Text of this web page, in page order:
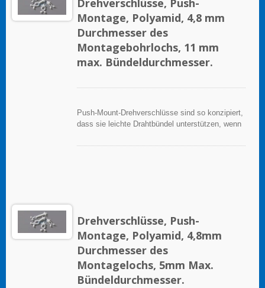
Montage, Polyamid, 4,8 mm
Durchmesser des
Montagebohrlochs, 11 mm
max. Bündeldurchmesser.
Push-Mount-Drehverschlüsse sind so konzipiert,
dass sie leichte Drahtbündel unterstützen, wenn
fettfreien Oberfläche angebracht werden.
Drehverschlüsse, Push-
Montage, Polyamid, 4,8mm
Durchmesser des
Montagelochs, 5mm Max.
Bündeldurchmesser.